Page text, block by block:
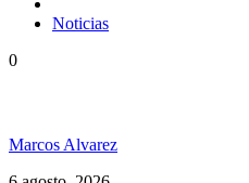
Noticias
0
Marcos Alvarez